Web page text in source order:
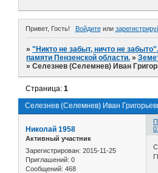
Привет, Гость! Войдитеили
»"Никто не забыт, ничто не
памяти Пензенской области. »
»Селезнев (Селемнев) Иван
Селезнев (Селемнев) Иван
Страница:1
Николай 1958
Активный участник
Зарегистрирован: 2015-11-25
Приглашений: 0
Сообщений: 468